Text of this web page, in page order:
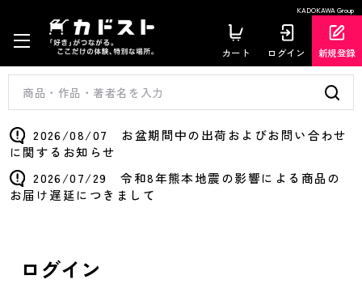
KADOKAWA Group
カート ログイン 新規登録
2026/08/07 お盆期間中の出荷およびお問い合わせ
に関するお知らせ
2026/07/29 令和8年熊本地震の影響による商品の
お届け遅延につきまして
ログイン